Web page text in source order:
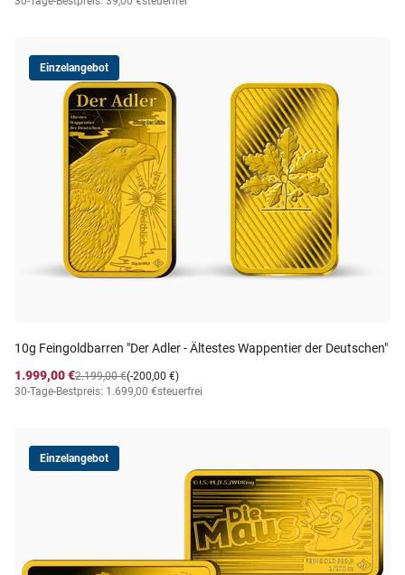
Einzelangebot
10g Feingoldbarren "Der Adler - Ältestes Wappentier der Deutschen"
1.999,00 €
(-200,00 €)
2.199,00 €
30-Tage-Bestpreis: 1.699,00 €steuerfrei
Einzelangebot